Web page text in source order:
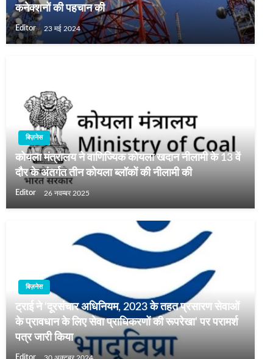
कनेक्शनों की पहचान की
Editor 23 मई 2024
बिज़नेस
कोयला मंत्रालय ने वाणिज्यिक कोयला खदान नीलामी के 13 वें
दौर के अंतर्गत तीन कोयला ब्लॉकों की नीलामी की
Editor 26 नवम्बर 2025
बिज़नेस
ट्राई ने ‘दूरसंचार अधिनियम, 2023 के तहत प्रसारण सेवाओं
के प्रावधान के लिए सेवा प्राधिकरणों की रूपरेखा’ पर परामर्श
पत्र जारी किया
30 अक्टूबर 2024